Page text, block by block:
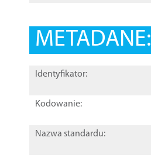
METADANE:
Identyfikator:
Kodowanie:
Nazwa standardu: